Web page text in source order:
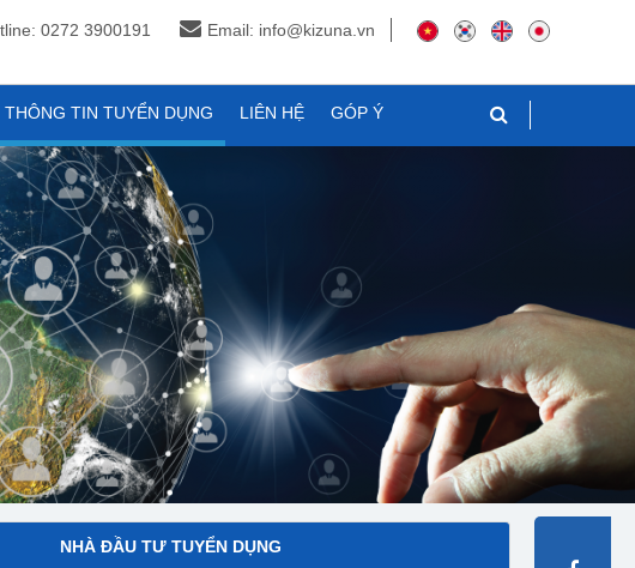
0272 3900191 Email: info@kizuna.vn
THÔNG TIN TUYỂN DỤNG LIÊN HỆ GÓP Ý
NHÀ ĐẦU TƯ TUYỂN DỤNG